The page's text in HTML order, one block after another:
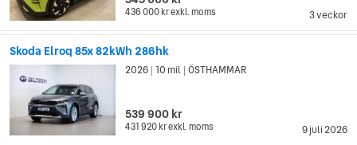
3 veckor
436 000 krexkl. moms
Skoda Elroq 85x 82kWh 286hk
9 juli 2026
2026 10 mil ÖSTHAMMAR
539 900 kr
431 920 krexkl. moms